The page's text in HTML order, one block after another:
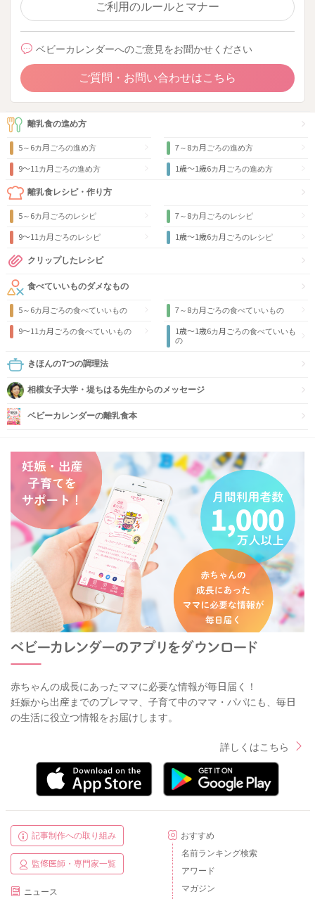
ご利用のルールとマナー
ベビーカレンダーへのご意見をお聞かせください
ご質問・お問い合わせはこちら
離乳食の進め方
5～6カ月ごろの進め方 7～8カ月ごろの進め方
9〜11カ月ごろの進め方 1歳〜1歳6カ月ごろの進め方
離乳食レシピ・作り方
5～6カ月ごろのレシピ 7～8カ月ごろのレシピ
9〜11カ月ごろのレシピ 1歳〜1歳6カ月ごろのレシピ
クリップしたレシピ
食べていいものダメなもの
5～6カ月ごろの食べていいもの 7～8カ月ごろの食べていいもの
9〜11カ月ごろの食べていいもの
1歳〜1歳6カ月ごろの食べていいも
の
きほんの7つの調理法
相模女子大学・堤ちはる先生からのメッセージ
ベビーカレンダーの離乳食本
赤ちゃんの成長にあったママに必要な情報が毎日届く！
妊娠から出産までのプレママ、子育て中のママ・パパにも、毎日
の生活に役立つ情報をお届けします。
詳しくはこちら
記事制作への取り組み
監修医師・専門家一覧
ニュース
おすすめ
名前ランキング検索
アワード
マガジン